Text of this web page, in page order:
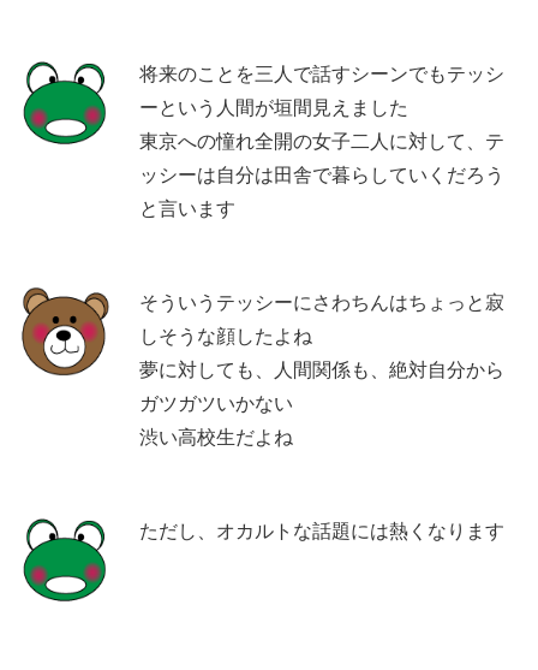
将来のことを三人で話すシーンでもテッシ
ーという人間が垣間見えました
東京への憧れ全開の女子二人に対して、テ
ッシーは自分は田舎で暮らしていくだろう
と言います
そういうテッシーにさわちんはちょっと寂
しそうな顔したよね
夢に対しても、人間関係も、絶対自分から
ガツガツいかない
渋い高校生だよね
ただし、オカルトな話題には熱くなります